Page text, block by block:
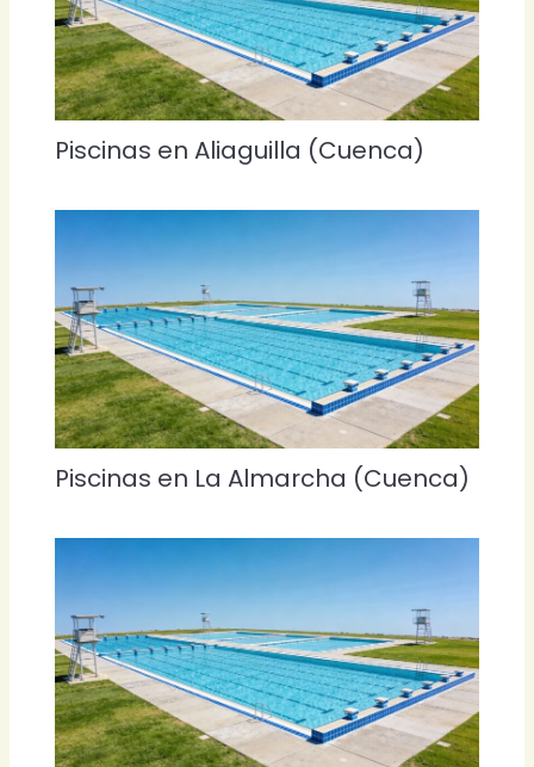
Piscinas en Aliaguilla (Cuenca)
Piscinas en La Almarcha (Cuenca)